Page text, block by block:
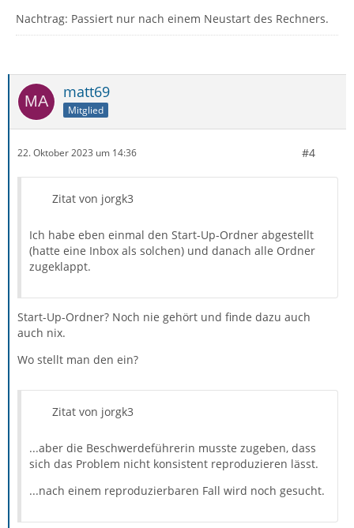
Nachtrag: Passiert nur nach einem Neustart des Rechners.
matt69
Mitglied
22. Oktober 2023 um 14:36 #4
Zitat von jorgk3
Ich habe eben einmal den Start-Up-Ordner abgestellt
(hatte eine Inbox als solchen) und danach alle Ordner
zugeklappt.
Start-Up-Ordner? Noch nie gehört und finde dazu auch
auch nix.
Wo stellt man den ein?
Zitat von jorgk3
...aber die Beschwerdeführerin musste zugeben, dass
sich das Problem nicht konsistent reproduzieren lässt.
...nach einem reproduzierbaren Fall wird noch gesucht.